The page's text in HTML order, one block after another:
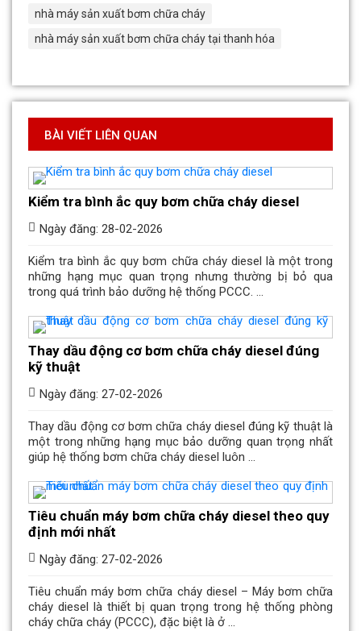
nhà máy sản xuất bơm chữa cháy
nhà máy sản xuất bơm chữa cháy tại thanh hóa
BÀI VIẾT LIÊN QUAN
Kiểm tra bình ắc quy bơm chữa cháy diesel
Ngày đăng: 28-02-2026
Kiểm tra bình ắc quy bơm chữa cháy diesel là một trong
những hạng mục quan trọng nhưng thường bị bỏ qua
trong quá trình bảo dưỡng hệ thống PCCC. ...
Thay dầu động cơ bơm chữa cháy diesel đúng
kỹ thuật
Ngày đăng: 27-02-2026
Thay dầu động cơ bơm chữa cháy diesel đúng kỹ thuật là
một trong những hạng mục bảo dưỡng quan trọng nhất
giúp hệ thống bơm chữa cháy diesel luôn ...
Tiêu chuẩn máy bơm chữa cháy diesel theo quy
định mới nhất
Ngày đăng: 27-02-2026
Tiêu chuẩn máy bơm chữa cháy diesel – Máy bơm chữa
cháy diesel là thiết bị quan trọng trong hệ thống phòng
cháy chữa cháy (PCCC), đặc biệt là ở ...